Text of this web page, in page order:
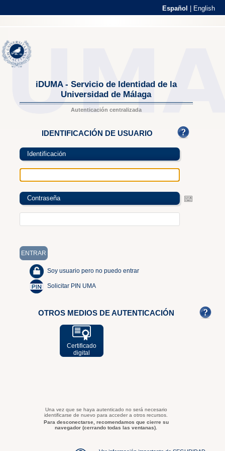
Español English
iDUMA - Servicio de Identidad de la
Universidad de Málaga
Autenticación centralizada
IDENTIFICACIÓN DE USUARIO
Identificación
Contraseña
Soy usuario pero no puedo entrar
Solicitar PIN UMA
OTROS MEDIOS DE AUTENTICACIÓN
Certificado
digital
Una vez que se haya autenticado no será necesario
identificarse de nuevo para acceder a otros recursos.
Para desconectarse, recomendamos que cierre su
navegador (cerrando todas las ventanas).